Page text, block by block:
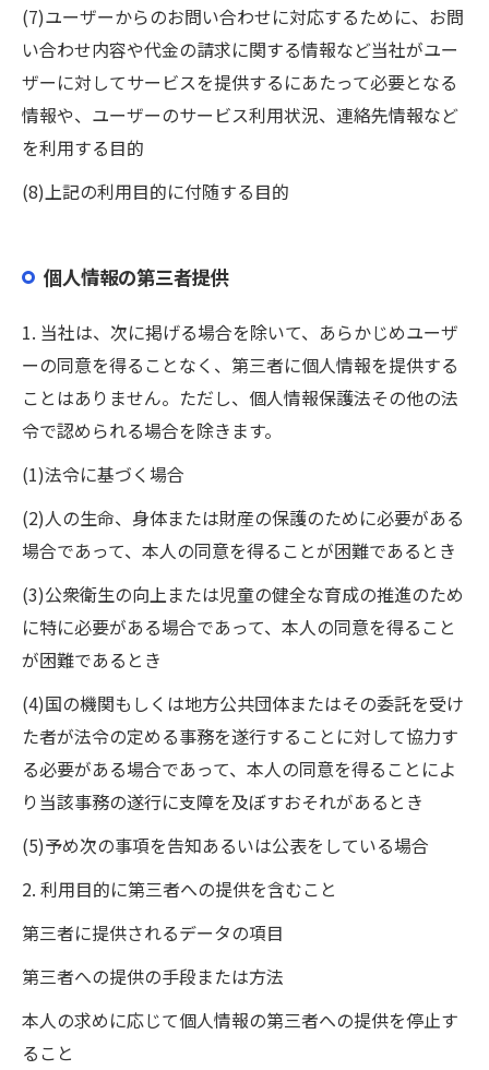
(7)ユーザーからのお問い合わせに対応するために、お問
い合わせ内容や代金の請求に関する情報など当社がユー
ザーに対してサービスを提供するにあたって必要となる
情報や、ユーザーのサービス利用状況、連絡先情報など
を利用する目的
(8)上記の利用目的に付随する目的
個人情報の第三者提供
1. 当社は、次に掲げる場合を除いて、あらかじめユーザ
ーの同意を得ることなく、第三者に個人情報を提供する
ことはありません。ただし、個人情報保護法その他の法
令で認められる場合を除きます。
(1)法令に基づく場合
(2)人の生命、身体または財産の保護のために必要がある
場合であって、本人の同意を得ることが困難であるとき
(3)公衆衛生の向上または児童の健全な育成の推進のため
に特に必要がある場合であって、本人の同意を得ること
が困難であるとき
(4)国の機関もしくは地方公共団体またはその委託を受け
た者が法令の定める事務を遂行することに対して協力す
る必要がある場合であって、本人の同意を得ることによ
り当該事務の遂行に支障を及ぼすおそれがあるとき
(5)予め次の事項を告知あるいは公表をしている場合
2. 利用目的に第三者への提供を含むこと
第三者に提供されるデータの項目
第三者への提供の手段または方法
本人の求めに応じて個人情報の第三者への提供を停止す
ること